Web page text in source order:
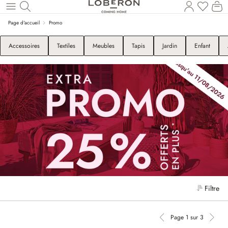
Revenir au contenu principal
Page d'accueil Promo
Accessoires Textiles Meubles Tapis Jardin Enfant
Filtre
Page 1 sur 3